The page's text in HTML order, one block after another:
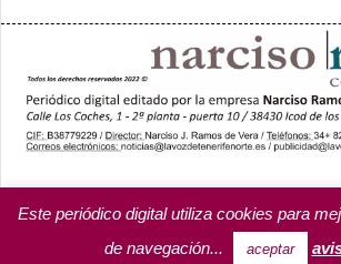
PORTADA YCODEN DAUTE (7)
VALLE
ACENTEJO (5)
INSULAR REGIONAL
OPINIÓN
MISCELÁNEA
PROGRAMAS DE YCODEN DAUTE RADIO
TARIFA PUBLICITARIA
Este periódico digital utiliza cookies para
de navegación...
aceptar